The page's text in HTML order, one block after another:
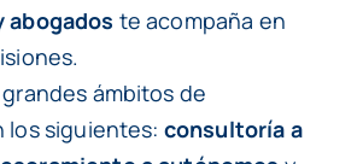
te acompaña en
ámbitos de
los siguientes: consultoría a